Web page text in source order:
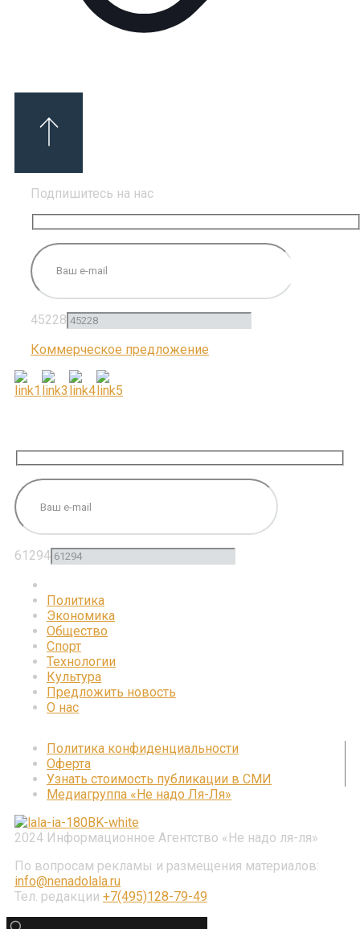
Подпишитесь на нас
45228
Коммерческое предложение
61294
Политика
Экономика
Общество
Спорт
Технологии
Культура
Предложить новость
О нас
2024 Информационное Агентство «Не надо ля-ля»
По вопросам рекламы и размещения материалов:
info@nenadolala.ru
Тел. редакции +7(495)128-79-49
Политика конфиденциальности
Оферта
Узнать стоимость публикации в СМИ
Медиагруппа «Не надо Ля-Ля»